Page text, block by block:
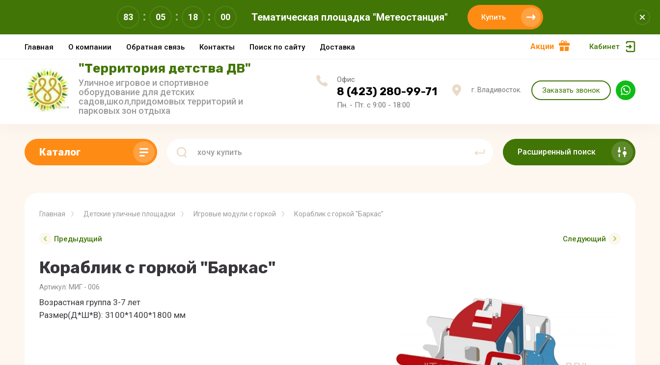
83 05 17 59 Тематическая площадка "Метеостанция" Купить
Главная О компании Обратная связь Контакты Поиск по сайту Доставка Акции Кабинет
"Территория детства ДВ"
Уличное игровое и спортивное
оборудование для детских
садов,школ,придомовых территорий и
парковых зон отдыха
Офис
8 (423) 280-99-71
Пн. - Пт. с 9:00 - 18:00
г. Владивосток. Заказать звонок
Каталог Расширенный поиск
Главная Детские уличные площадки Игровые модули с горкой Кораблик с горкой "Баркас"
Предыдущий Следующий
Кораблик с горкой "Баркас"
Артикул: МИГ - 006
Возрастная группа 3-7 лет
Размер(Д*Ш*В): 3100*1400*1800 мм